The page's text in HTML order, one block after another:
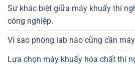
Sự khác biệt giữa máy khuấy thí
công nghiệp.
Vì sao phòng lab nào cũng cần
Lựa chọn máy khuấy hóa chất thí